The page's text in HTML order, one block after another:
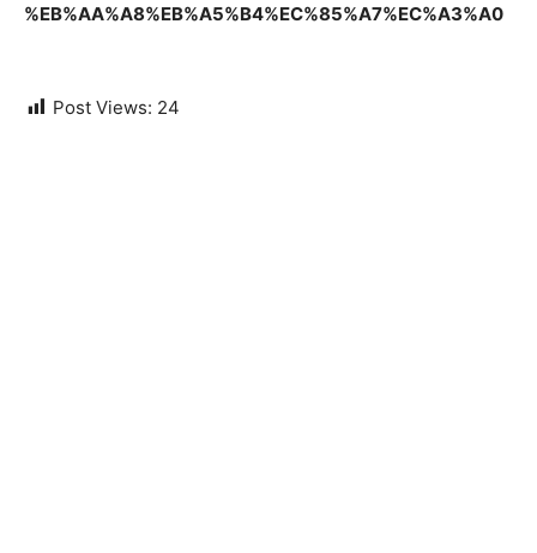
%EB%AA%A8%EB%A5%B4%EC%85%A7%EC%A3%A0
Post Views: 24